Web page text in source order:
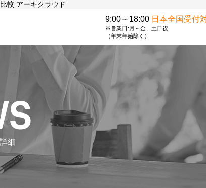
較 アーキクラウド
9:00～18:00 日本全国受付
※営業日:月～金、土日祝
（年末年始除く）
細